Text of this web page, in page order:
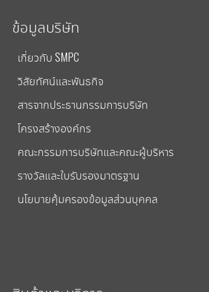
ข้อมูลบริษัท
เกี่ยวกับ SMPC
วิสัยทัศน์และพันธกิจ
สารจากประธานกรรมการบริษัท
โครงสร้างองค์กร
คณะกรรมการบริษัทและคณะผู้บริหาร
รางวัลและใบรับรองมาตรฐาน
นโยบายคุ้มครองข้อมูลส่วนบุคคล